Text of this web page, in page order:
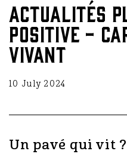
Actualités
Positive -
vivant
10 July 2024
Un pavé qui vit